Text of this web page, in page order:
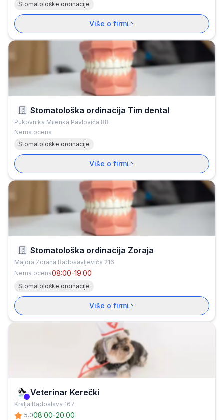
Stomatološke ordinacije
Više o firmi
Stomatološka ordinacija Tim dental
Pukovnika Milenka Pavlovića 88
Nema ocena
Stomatološke ordinacije
Više o firmi
Stomatološka ordinacija Zoraja
Majora Zorana Radosavljevića 216
Nema ocena08:00-19:00
Stomatološke ordinacije
Više o firmi
Verifikovana firma
Veterinar Kerečki
Kralja Radoslava 167
5.008:00-20:00